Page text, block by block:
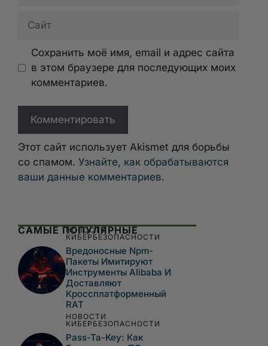
Сайт
Сохранить моё имя, email и адрес сайта
в этом браузере для последующих моих
комментариев.
Этот сайт использует Akismet для борьбы
со спамом. Узнайте, как обрабатываются
ваши данные комментариев.
САМЫЕ ПОПУЛЯРНЫЕ
НОВОСТИ
КИБЕРБЕЗОПАСНОСТИ
Вредоносные Npm-
Пакеты Имитируют
Инструменты Alibaba И
Доставляют
Кроссплатформенный
RAT
НОВОСТИ
КИБЕРБЕЗОПАСНОСТИ
Pass-Ta-Key: Как